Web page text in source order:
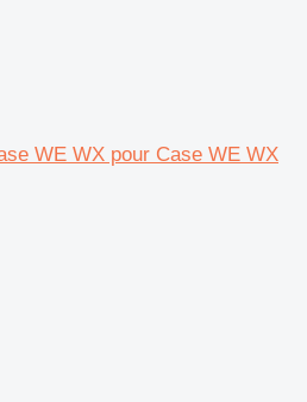
WE WX pour Case WE WX